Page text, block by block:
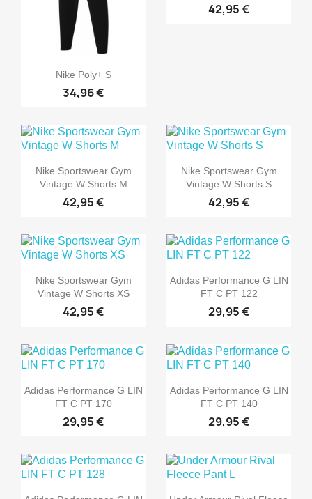
Nike Poly+ S
34,96 €
42,95 €
Nike Sportswear Gym
Vintage W Shorts M
42,95 €
Nike Sportswear Gym
Vintage W Shorts S
42,95 €
Nike Sportswear Gym
Vintage W Shorts XS
42,95 €
Adidas Performance G LIN
FT C PT 122
29,95 €
Adidas Performance G LIN
FT C PT 170
29,95 €
Adidas Performance G LIN
FT C PT 140
29,95 €